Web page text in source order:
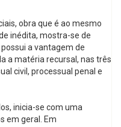
obra que é ao mesmo
inédita, mostra-se de
a vantagem de
a matéria recursal, nas três
civil, processual penal e
inicia-se com uma
em geral. Em